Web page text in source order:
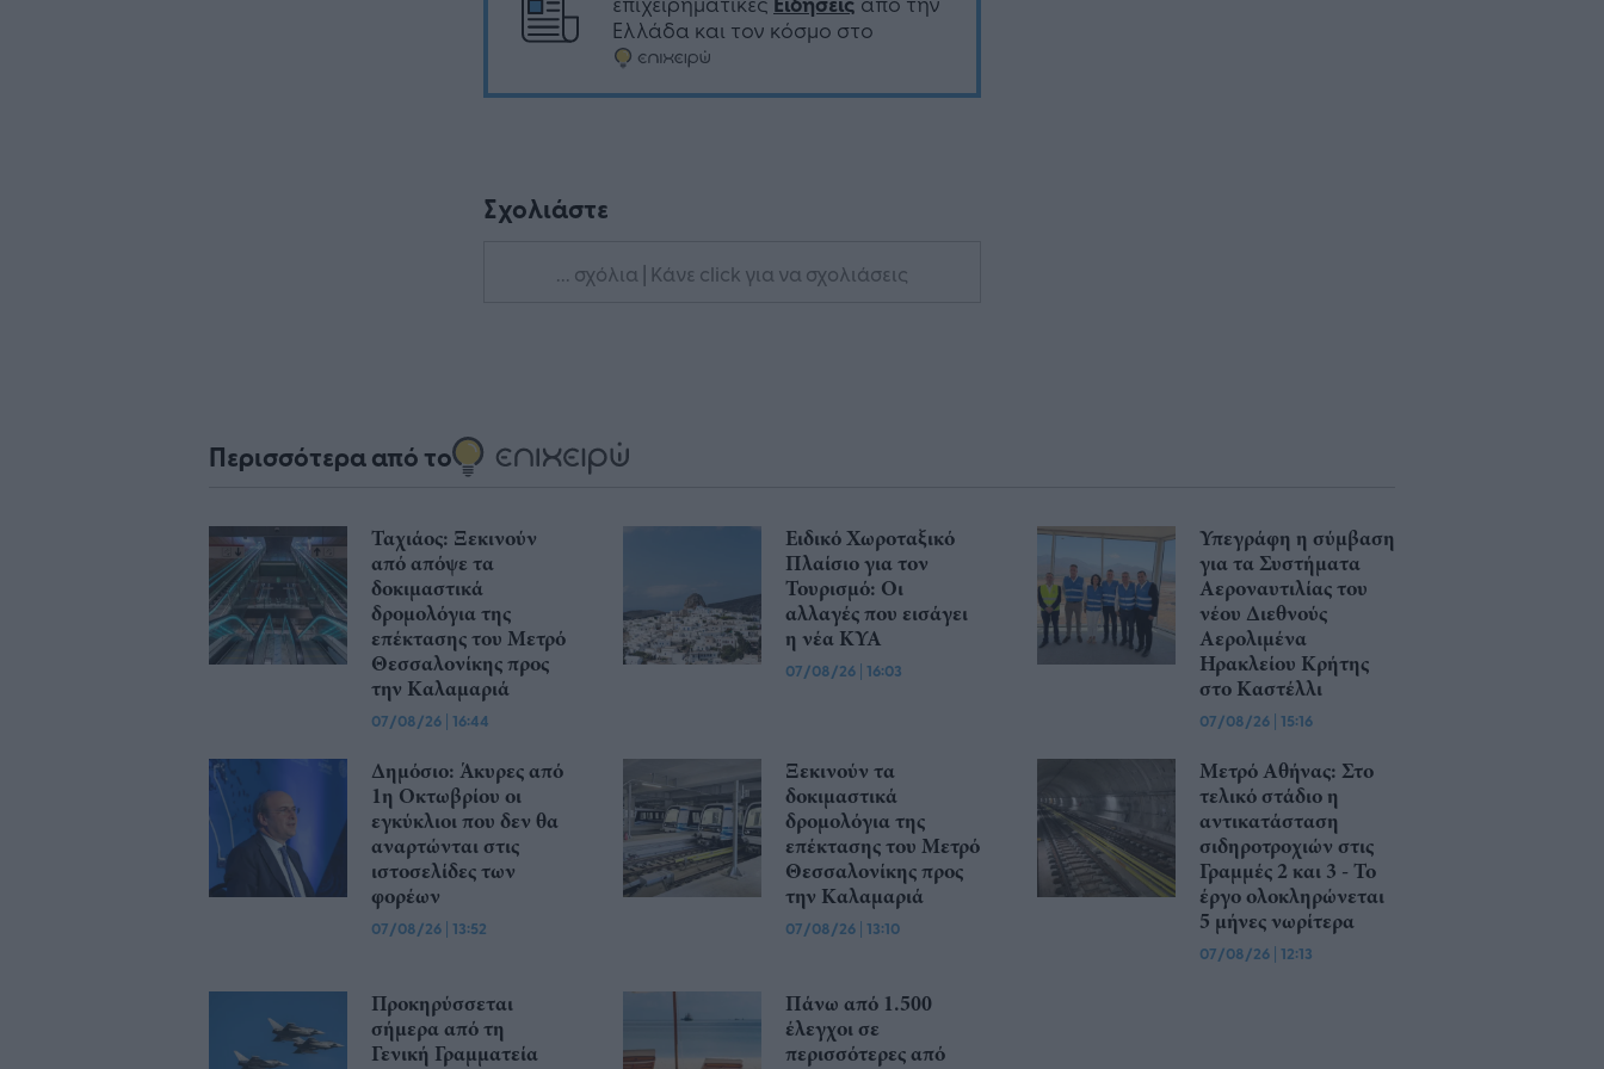
Ελλάδα και τον κόσμο στο
Σχολιάστε
... σχόλια | Κάνε click για να σχολιάσεις
Περισσότερα από το
Ταχιάος: Ξεκινούν
από απόψε τα
δοκιμαστικά
δρομολόγια της
επέκτασης του Μετρό
Θεσσαλονίκης προς
την Καλαμαριά
07/08/26 | 16:44
Ειδικό Χωροταξικό
Πλαίσιο για τον
Τουρισμό: Οι
αλλαγές που εισάγει
η νέα ΚΥΑ
07/08/26 | 16:03
Υπεγράφη η σύμβαση
για τα Συστήματα
Αεροναυτιλίας του
νέου Διεθνούς
Αερολιμένα
Ηρακλείου Κρήτης
στο Καστέλλι
07/08/26 | 15:16
Δημόσιο: Άκυρες από
1η Οκτωβρίου οι
εγκύκλιοι που δεν θα
αναρτώνται στις
ιστοσελίδες των
φορέων
07/08/26 | 13:52
Ξεκινούν τα
δοκιμαστικά
δρομολόγια της
επέκτασης του Μετρό
Θεσσαλονίκης προς
την Καλαμαριά
07/08/26 | 13:10
Μετρό Αθήνας: Στο
τελικό στάδιο η
αντικατάσταση
σιδηροτροχιών στις
Γραμμές 2 και 3 - Το
έργο ολοκληρώνεται
5 μήνες νωρίτερα
07/08/26 | 12:13
Προκηρύσσεται
σήμερα από τη
Γενική Γραμματεία
Πάνω από 1.500
έλεγχοι σε
περισσότερες από